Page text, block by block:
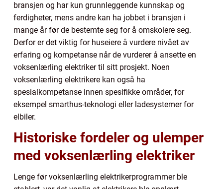
bransjen og har kun grunnleggende kunnskap og
ferdigheter, mens andre kan ha jobbet i bransjen i
mange år før de bestemte seg for å omskolere seg.
Derfor er det viktig for huseiere å vurdere nivået av
erfaring og kompetanse når de vurderer å ansette en
voksenlærling elektriker til sitt prosjekt. Noen
voksenlærling elektrikere kan også ha
spesialkompetanse innen spesifikke områder, for
eksempel smarthus-teknologi eller ladesystemer for
elbiler.
Historiske fordeler og ulemper
med voksenlærling elektriker
Lenge før voksenlærling elektrikerprogrammer ble